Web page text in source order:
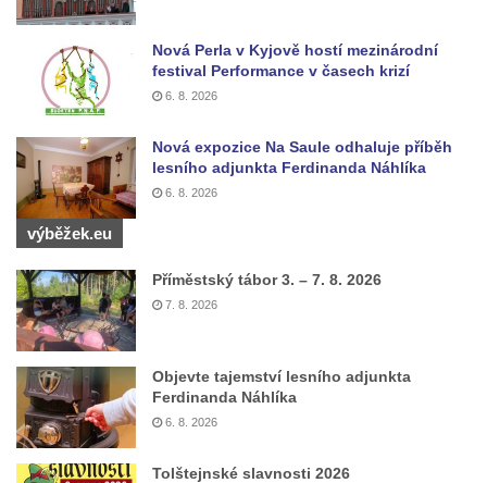
Nová Perla v Kyjově hostí mezinárodní
festival Performance v časech krizí
6. 8. 2026
Nová expozice Na Saule odhaluje příběh
lesního adjunkta Ferdinanda Náhlíka
6. 8. 2026
výběžek.eu
Příměstský tábor 3. – 7. 8. 2026
7. 8. 2026
Objevte tajemství lesního adjunkta
Ferdinanda Náhlíka
6. 8. 2026
Tolštejnské slavnosti 2026